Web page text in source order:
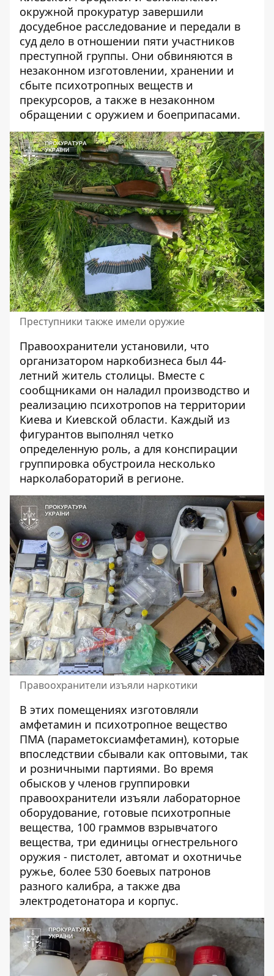
окружной прокуратур завершили
досудебное расследование и передали в
суд дело в отношении пяти участников
преступной группы. Они обвиняются в
незаконном изготовлении, хранении и
сбыте психотропных веществ и
прекурсоров, а также в незаконном
обращении с оружием и боеприпасами.
Преступники также имели оружие
Правоохранители установили, что
организатором наркобизнеса был 44-
летний житель столицы. Вместе с
сообщниками он наладил производство и
реализацию психотропов на территории
Киева и Киевской области. Каждый из
фигурантов выполнял четко
определенную роль, а для конспирации
группировка обустроила несколько
нарколабораторий в регионе.
Правоохранители изъяли наркотики
В этих помещениях изготовляли
амфетамин и психотропное вещество
ПМА (параметоксиамфетамин), которые
впоследствии сбывали как оптовыми, так
и розничными партиями. Во время
обысков у членов группировки
правоохранители изъяли лабораторное
оборудование, готовые психотропные
вещества, 100 граммов взрывчатого
вещества, три единицы огнестрельного
оружия - пистолет, автомат и охотничье
ружье, более 530 боевых патронов
разного калибра, а также два
электродетонатора и корпус.